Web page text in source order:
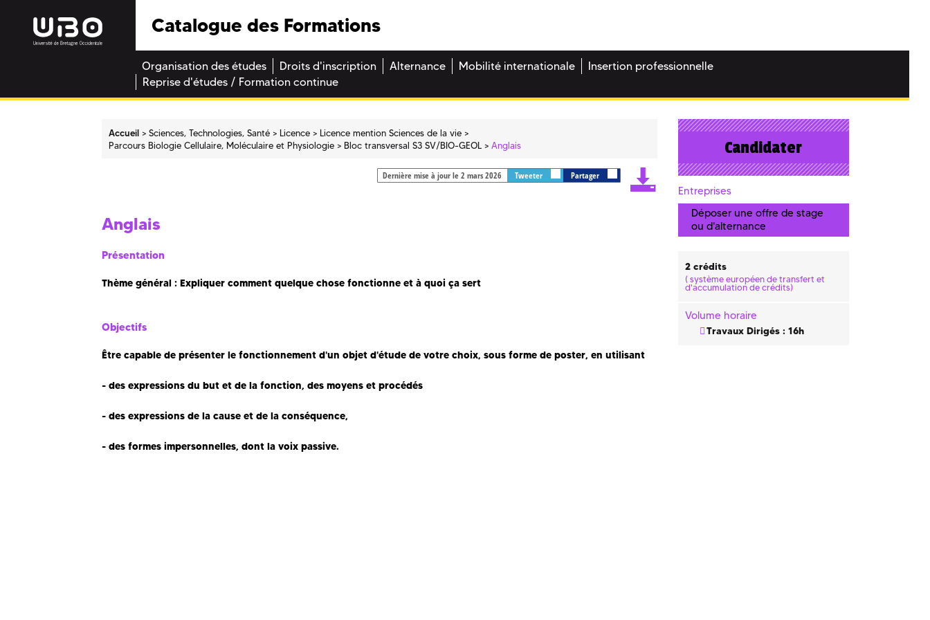
Catalogue des Formations
Organisation des études Droits d'inscription Alternance Mobilité internationale
Insertion professionnelle
Reprise d'études / Formation continue
Accueil Sciences, Technologies, Santé Licence
Licence mention Sciences de la vie
Parcours Biologie Cellulaire, Moléculaire et Physiologie
Bloc transversal S3 SV/BIO-GEOL Anglais
Dernière mise à jour le 2 mars 2026 Tweeter Partager
Anglais
Présentation
Thème général : Expliquer comment quelque chose fonctionne et à quoi ça sert
Objectifs
Être capable de présenter le fonctionnement d'un objet d'étude de votre choix, sous forme de poster, en utilisant
- des expressions du but et de la fonction, des moyens et procédés
- des expressions de la cause et de la conséquence,
- des formes impersonnelles, dont la voix passive.
Candidater
Entreprises
Déposer une offre de stage
ou d'alternance
2 crédits
( système européen de transfert et
d'accumulation de crédits)
Volume horaire
Travaux Dirigés : 16h